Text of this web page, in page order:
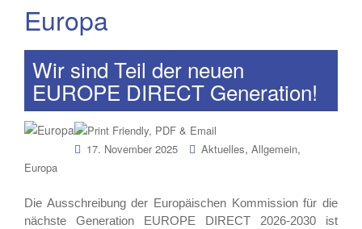
Europa
Wir sind Teil der neuen
EUROPE DIRECT Generation!
17. November 2025 Aktuelles, Allgemein,
Europa
Die Ausschreibung der Europäischen Kommission für die
nächste Generation EUROPE DIRECT 2026-2030 ist